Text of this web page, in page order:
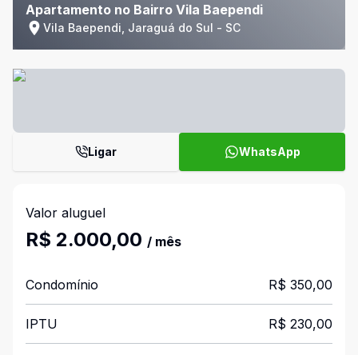
Apartamento no Bairro Vila Baependi
Vila Baependi, Jaraguá do Sul - SC
Ligar WhatsApp
Valor aluguel
R$ 2.000,00 / mês
Condomínio R$ 350,00
IPTU R$ 230,00